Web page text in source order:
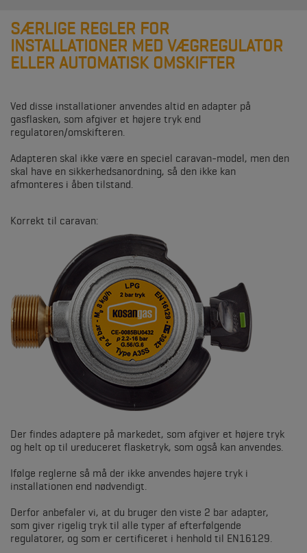
SÆRLIGE REGLER FOR
INSTALLATIONER MED VÆGREGULATOR
ELLER AUTOMATISK OMSKIFTER
Ved disse installationer anvendes altid en adapter på
gasflasken, som afgiver et højere tryk end
regulatoren/omskifteren.
Adapteren skal ikke være en speciel caravan-model, men den
skal have en sikkerhedsanordning, så den ikke kan
afmonteres i åben tilstand.
Korrekt til caravan:
Der findes adaptere på markedet, som afgiver et højere tryk
og helt op til ureduceret flasketryk, som også kan anvendes.
Ifølge reglerne så må der ikke anvendes højere tryk i
installationen end nødvendigt.
Derfor anbefaler vi, at du bruger den viste 2 bar adapter,
som giver rigelig tryk til alle typer af efterfølgende
regulatorer, og som er certificeret i henhold til EN16129.